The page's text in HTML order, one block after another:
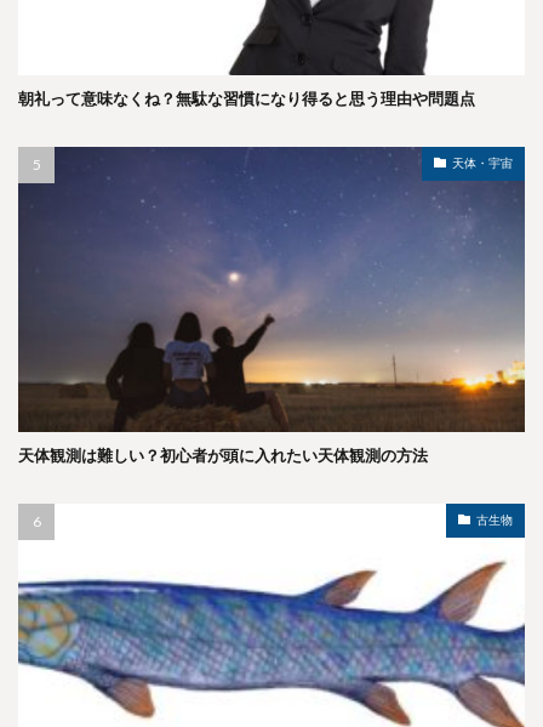
朝礼って意味なくね？無駄な習慣になり得ると思う理由や問題点
天体・宇宙
天体観測は難しい？初心者が頭に入れたい天体観測の方法
古生物